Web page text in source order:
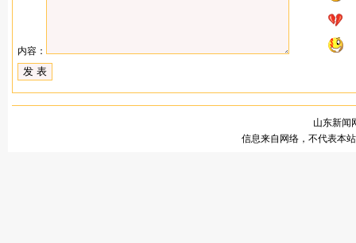
内容：
山东新闻
信息来自网络，不代表本